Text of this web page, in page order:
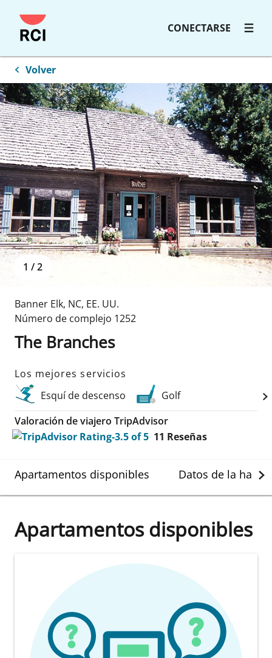
Saltar
principal
CONECTARSE
Volver
1 /2
Banner Elk, NC, EE. UU.
Número de complejo 1252
The Branches
Los mejores servicios
Esquí de descenso
Golf
Valoración de viajero TripAdvisor
11 Reseñas
Apartamentos disponibles Datos de la
Apartamentos disponibles